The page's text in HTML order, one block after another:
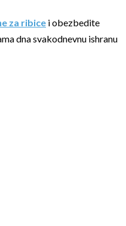
za ribice i obezbedite
dna svakodnevnu ishranu